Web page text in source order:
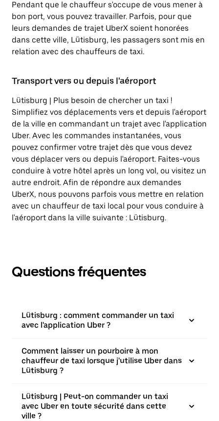
Pendant que le chauffeur s'occupe de vous mener à
bon port, vous pouvez travailler. Parfois, pour que
leurs demandes de trajet UberX soient honorées
dans cette ville, Lütisburg, les passagers sont mis en
relation avec des chauffeurs de taxi.
Transport vers ou depuis l'aéroport
Lütisburg | Plus besoin de chercher un taxi !
Simplifiez vos déplacements vers et depuis l'aéroport
de la ville en commandant un trajet avec l'application
Uber. Avec les commandes instantanées, vous
pouvez confirmer votre trajet dès que vous devez
vous déplacer vers ou depuis l'aéroport. Faites-vous
conduire à votre hôtel après un long vol, ou visitez un
autre endroit. Afin de répondre aux demandes
UberX, nous pouvons parfois vous mettre en relation
avec un chauffeur de taxi local pour vous conduire à
l'aéroport dans la ville suivante : Lütisburg.
Questions fréquentes
Lütisburg : comment commander un taxi
avec l'application Uber ?
Comment laisser un pourboire à mon
chauffeur de taxi lorsque j'utilise Uber dans
Lütisburg ?
Lütisburg | Peut-on commander un taxi
avec Uber en toute sécurité dans cette
ville ?